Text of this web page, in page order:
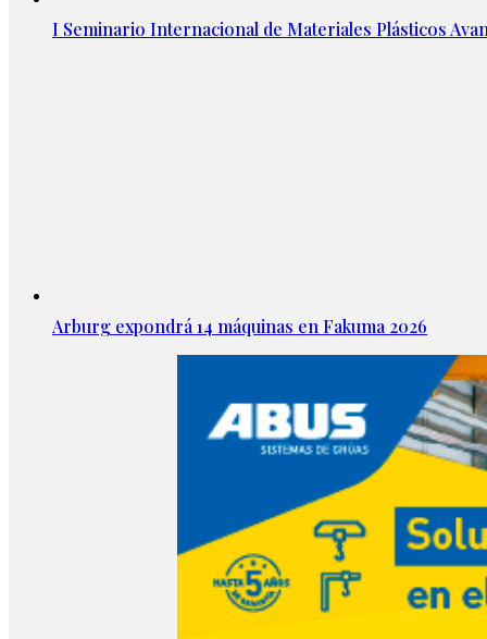
I Seminario Internacional de Materiales Plásticos
Arburg expondrá 14 máquinas en Fakuma 2026